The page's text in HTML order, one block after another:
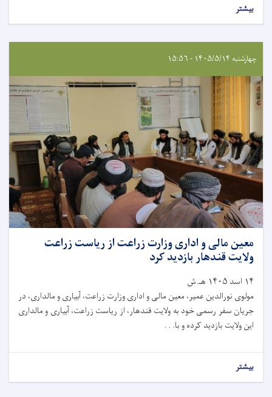
بیشتر
چهارشنبه ۱۴۰۵/۵/۱۴ - ۱۵:۵۶
معین مالی و اداری وزارت زراعت از ریاست زراعت
ولایت قندهار بازدید کرد
۱۴ اسد ۱۴۰۵ هـ.ش
مولوی نورالدین عمیر، معین مالی و اداری وزارت زراعت، آبیاری و مالداری، در
جریان سفر رسمی خود به ولایت قندهار، از ریاست زراعت، آبیاری و مالداری
این ولایت بازدید کرده و با. . .
بیشتر